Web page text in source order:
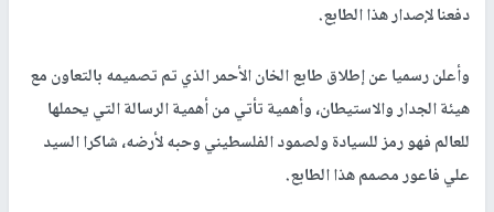
دفعنا لإصدار هذا الطابع.
وأعلن رسميا عن إطلاق طابع الخان الأحمر الذي تم تصميمه بالتعاون مع
هيئة الجدار والاستيطان، وأهمية تأتي من أهمية الرسالة التي يحملها
للعالم فهو رمز للسيادة ولصمود الفلسطيني وحبه لأرضه، شاكرا السيد
علي فاعور مصمم هذا الطابع.